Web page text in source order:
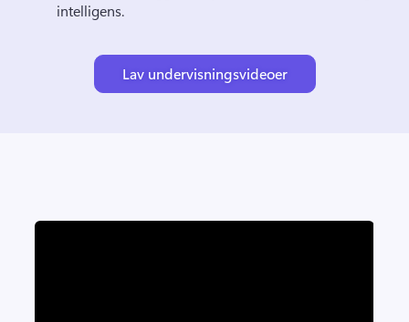
intelligens.
Lav undervisningsvideoer